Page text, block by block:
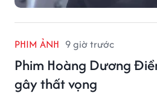
PHIM ẢNH 9 giờ trước
Phim Hoàng Dương
gây thất vọng